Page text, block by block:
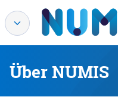
Über NUMIS